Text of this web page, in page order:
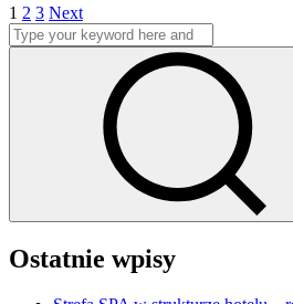
Stronicowanie
wpisów
Page
1 Page
2 Page
3 Next
Search
for:
Ostatnie wpisy